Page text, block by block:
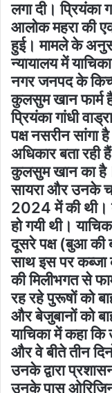
लगा दी। प्रियंका
आलोक महरा की
हुई। मामले के
न्यायालय में
नगर जनपद के
कुलसुम खान फार्म
प्रियंका गांधी
पक्ष नसरीन सांगा
अधिकार बता
कुलसुम खान का
सायरा और उनके
2024 में की थी।
हो गयी थी।
दूसरे पक्ष (बुआ की
साथ इस पर
की मिलीभगत से
रह रहे पुरूषों को
और बेजुबानों को
याचिका में कहा
और वे बीते तीन
उनके द्वारा
उनके पास